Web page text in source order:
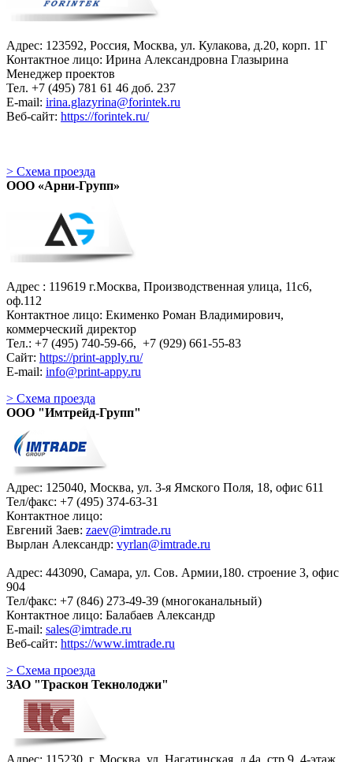
Адрес: 123592, Россия, Москва, ул. Кулакова, д.20, корп. 1Г
Контактное лицо: Ирина Александровна Глазырина
Менеджер проектов
Тел. +7 (495) 781 61 46 доб. 237
E-mail: irina.glazyrina@forintek.ru
Веб-сайт: https://forintek.ru/
> Схема проезда
ООО «Арни-Групп»
Адрес : 119619 г.Москва, Производственная улица, 11с6,
оф.112
Контактное лицо: Екименко Роман Владимирович,
коммерческий директор
Тел.: +7 (495) 740-59-66, +7 (929) 661-55-83
Сайт: https://print-apply.ru/
E-mail: info@print-appy.ru
> Схема проезда
ООО "Имтрейд-Групп"
Адрес: 125040, Москва, ул. 3-я Ямского Поля, 18, офис 611
Тел/факс: +7 (495) 374-63-31
Контактное лицо:
Евгений Заев: zaev@imtrade.ru
Вырлан Александр: vyrlan@imtrade.ru
Адрес: 443090, Самара, ул. Сов. Армии,180. строение 3, офис
904
Тел/факс: +7 (846) 273-49-39 (многоканальный)
Контактное лицо: Балабаев Александр
E-mail: sales@imtrade.ru
Веб-сайт: https://www.imtrade.ru
> Схема проезда
ЗАО "Траскон Текнолоджи"
Адрес: 115230, г. Москва, ул. Нагатинская, д.4a, стр.9, 4-этаж